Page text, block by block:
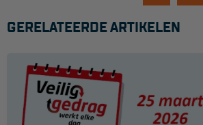
Schilderwerkzaamheden
Gevelrenovatie
Industrieel onderhoud
GERELATEERDE ARTIKELEN